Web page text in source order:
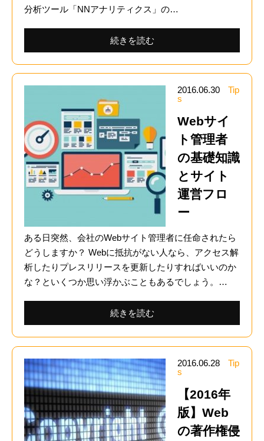
分析ツール「NNアナリティクス」の…
続きを読む
2016.06.30
Tip
s
Webサイ
ト管理者
の基礎知識
とサイト
運営フロ
ー
ある日突然、会社のWebサイト管理者に任命されたら
どうしますか？ Webに抵抗がない人なら、アクセス解
析したりプレスリリースを更新したりすればいいのか
な？といくつか思い浮かぶこともあるでしょう。…
続きを読む
2016.06.28
Tip
s
【2016年
版】Web
の著作権侵